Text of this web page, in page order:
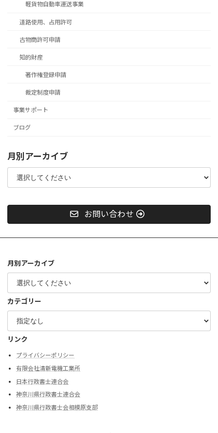
軽貨物自動車運送事業
道路使用、占用許可
古物商許可申請
知的財産
著作権登録申請
裁定制度申請
事業サポート
ブログ
月別アーカイブ
お問い合わせ
月別アーカイブ
カテゴリー
リンク
プライバシーポリシー
有限会社清新電機工業所
日本行政書士連合会
神奈川県行政書士連合会
神奈川県行政書士会相模原支部